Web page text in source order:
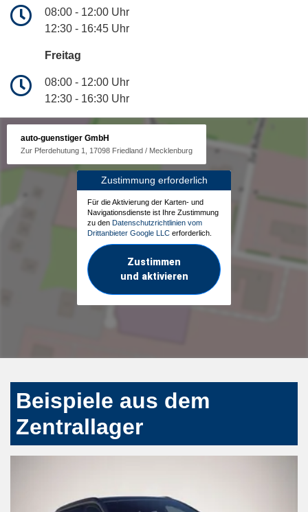
08:00 - 12:00 Uhr
12:30 - 16:45 Uhr
Freitag
08:00 - 12:00 Uhr
12:30 - 16:30 Uhr
auto-guenstiger GmbH
Zur Pferdehutung 1, 17098 Friedland / Mecklenburg
Zustimmung erforderlich
Für die Aktivierung der Karten- und
Navigationsdienste ist Ihre Zustimmung
zu den Datenschutzrichtlinien vom
Drittanbieter Google LLC erforderlich.
Zustimmen
und aktivieren
Beispiele aus dem
Zentrallager